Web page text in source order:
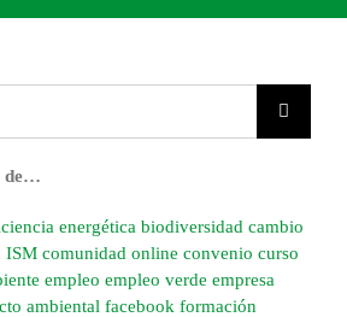
de…
energética biodiversidad cambio
ISM comunidad online convenio curso
empleo empleo verde empresa
ambiental facebook formación